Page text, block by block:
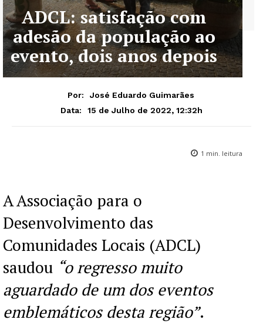
ADCL: satisfação com
adesão da população ao
evento, dois anos depois
Por:
José Eduardo Guimarães
Data:
15 de Julho de 2022, 12:32h
1 min. leitura
A Associação para o
Desenvolvimento das
Comunidades Locais (ADCL)
saudou “o regresso muito
aguardado de um dos eventos
emblemáticos desta região”.